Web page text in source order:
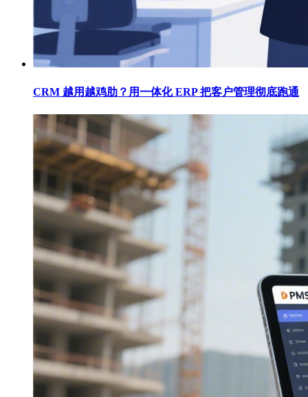
CRM 越用越鸡肋？用一体化 ERP 把客户管理彻底跑通